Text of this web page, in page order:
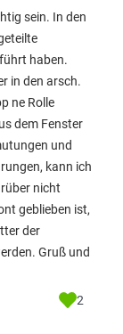
sein. In den
haben.
in den arsch.
ne Rolle
dem Fenster
und
kann ich
nicht
geblieben ist,
der
Gruß und
2